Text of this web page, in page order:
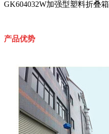
GK604032W加强型塑料折叠箱
产品优势